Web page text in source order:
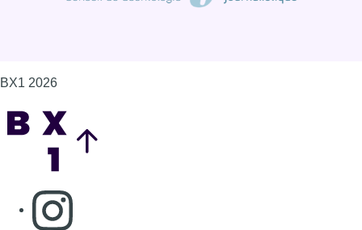
BX1 2026
Consulter page Instagram